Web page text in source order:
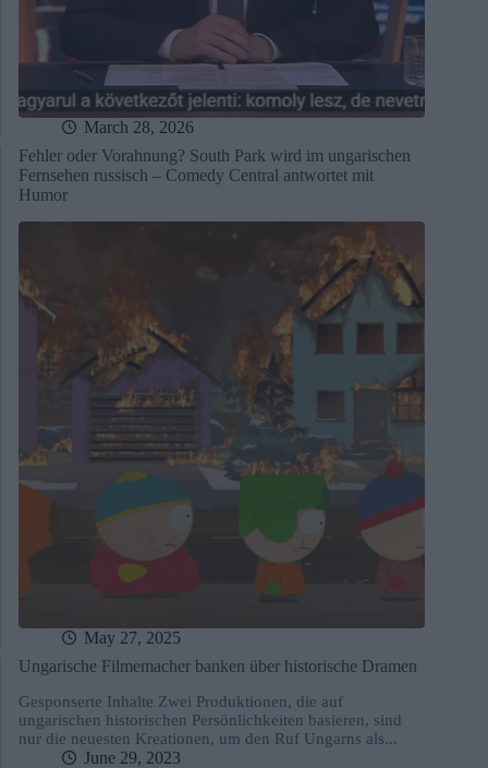
March 28, 2026
Fehler oder Vorahnung? South Park wird im ungarischen
Fernsehen russisch – Comedy Central antwortet mit
Humor
May 27, 2025
Ungarische Filmemacher banken über historische Dramen
Gesponserte Inhalte Zwei Produktionen, die auf
ungarischen historischen Persönlichkeiten basieren, sind
nur die neuesten Kreationen, um den Ruf Ungarns als...
June 29, 2023